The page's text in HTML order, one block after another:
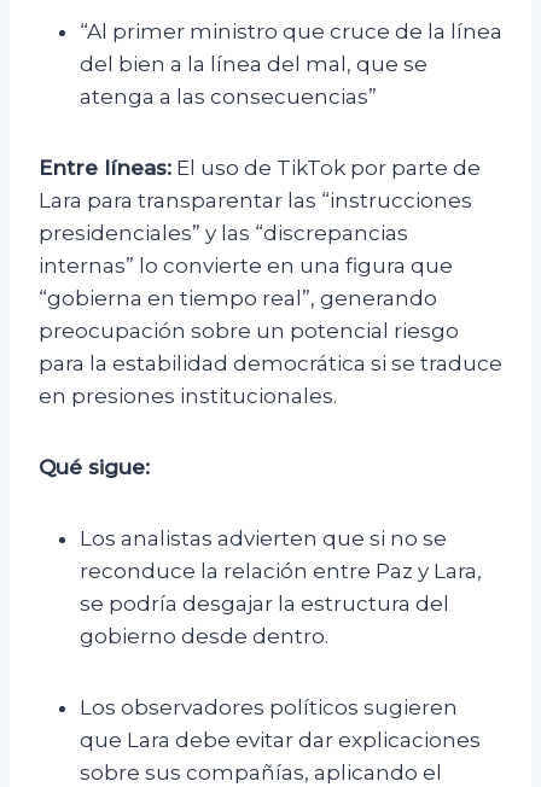
“Al primer ministro que cruce de la línea
del bien a la línea del mal, que se
atenga a las consecuencias”
Entre líneas: El uso de TikTok por parte de
Lara para transparentar las “instrucciones
presidenciales” y las “discrepancias
internas” lo convierte en una figura que
“gobierna en tiempo real”, generando
preocupación sobre un potencial riesgo
para la estabilidad democrática si se traduce
en presiones institucionales.
Qué sigue:
Los analistas advierten que si no se
reconduce la relación entre Paz y Lara,
se podría desgajar la estructura del
gobierno desde dentro.
Los observadores políticos sugieren
que Lara debe evitar dar explicaciones
sobre sus compañías, aplicando el